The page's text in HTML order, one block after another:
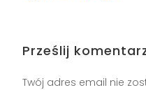
Prześlij
Twój adres email nie